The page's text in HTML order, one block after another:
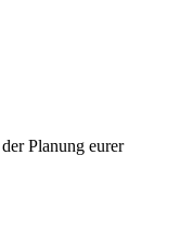
Planung eurer